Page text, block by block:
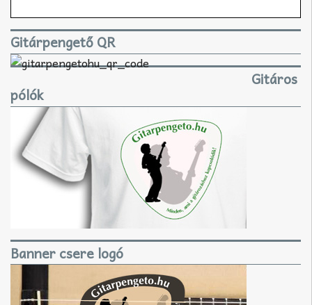
Gitárpengető QR
Gitáros
pólók
Banner csere logó